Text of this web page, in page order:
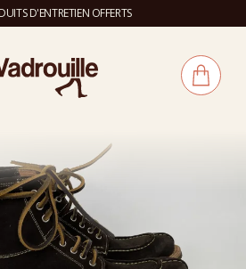
D'ENTRETIEN OFFERTS